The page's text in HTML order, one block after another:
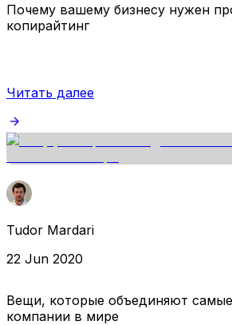
Почему вашему бизнесу нужен
копирайтинг
Читать далее
Tudor Mardari
22 Jun 2020
Вещи, которые объединяют
компании в мире